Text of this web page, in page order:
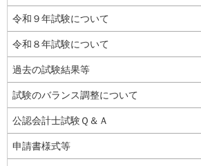
令和９年試験について
令和８年試験について
過去の試験結果等
試験のバランス調整について
公認会計士試験Ｑ＆Ａ
申請書様式等